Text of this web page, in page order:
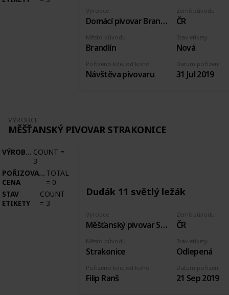
Výrobce
Domácí pivovar Brandlín
Země původu
ČR
Pořízeno kde, od koho
Návštěva pivovaru
Stav etikety
Nová
Datum pořízení
31 Jul 2019
Město původu
Brandlín
VÝROBCE
MĚŠŤANSKÝ PIVOVAR STRAKONICE
VÝROBCE COUNT =
3
POŘIZOVACÍ
CENA
TOTAL
= 0
STAV
ETIKETY
COUNT
= 3
Dudák 11 světlý ležák
Výrobce
Měšťanský pivovar Strakonice
Země původu
ČR
Pořízeno kde, od koho
Filip Ranš
Stav etikety
Odlepená
Datum pořízení
21 Sep 2019
Město původu
Strakonice